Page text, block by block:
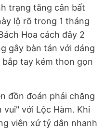
trạng tăng cân bất
lộ rõ trong 1 tháng
Hoa cách đây 2
gây bàn tán với dáng
tay kém thon gọn
đồn đoán phải chăng
với Lộc Hàm. Khi
viên xứ tỷ dân nhanh